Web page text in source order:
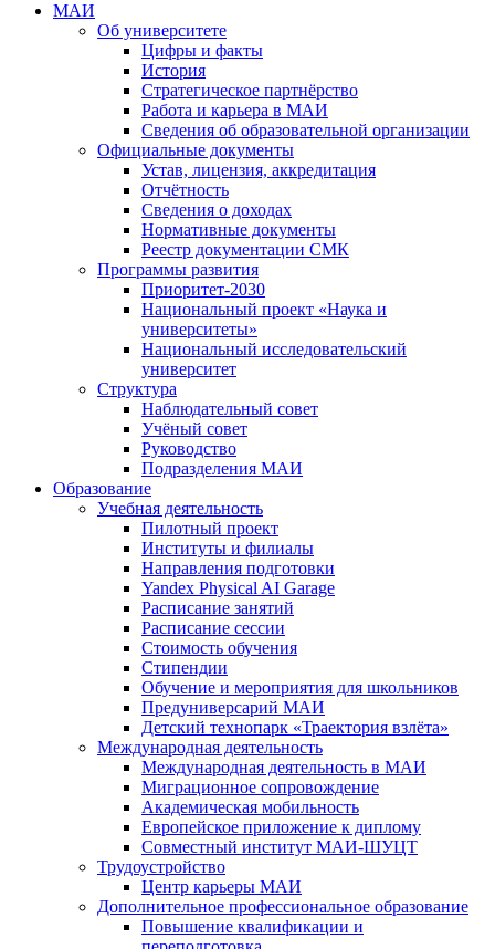
МАИ
Об университете
Цифры и факты
История
Стратегическое партнёрство
Работа и карьера в МАИ
Сведения об образовательной организации
Официальные документы
Устав, лицензия, аккредитация
Отчётность
Сведения о доходах
Нормативные документы
Реестр документации СМК
Программы развития
Приоритет-2030
Национальный проект «Наука и
университеты»
Национальный исследовательский
университет
Структура
Наблюдательный совет
Учёный совет
Руководство
Подразделения МАИ
Образование
Учебная деятельность
Пилотный проект
Институты и филиалы
Направления подготовки
Yandex Physical AI Garage
Расписание занятий
Расписание сессии
Стоимость обучения
Стипендии
Обучение и мероприятия для школьников
Предуниверсарий МАИ
Детский технопарк «Траектория взлёта»
Международная деятельность
Международная деятельность в МАИ
Миграционное сопровождение
Академическая мобильность
Европейское приложение к диплому
Совместный институт МАИ-ШУЦТ
Трудоустройство
Центр карьеры МАИ
Дополнительное профессиональное образование
Повышение квалификации и